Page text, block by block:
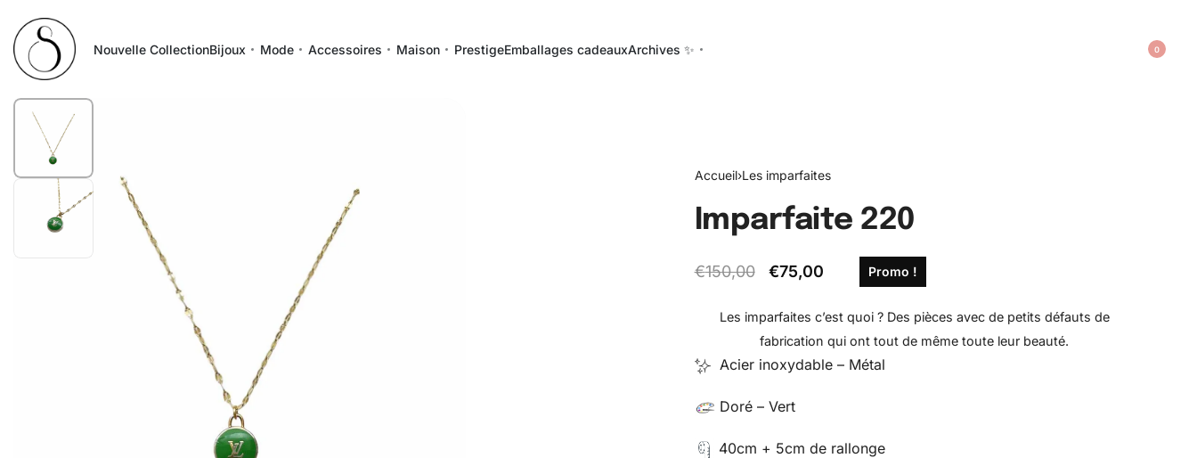
Nouvelle CollectionBijoux Mode Accessoires Maison PrestigeEmballages cadeauxArchives ✨ 0
Accueil›Les imparfaites
Imparfaite 220
€150,00 €75,00 Promo !
Les imparfaites c’est quoi ? Des pièces avec de petits défauts de
fabrication qui ont tout de même toute leur beauté.
Acier inoxydable – Métal
Doré – Vert
40cm + 5cm de rallonge